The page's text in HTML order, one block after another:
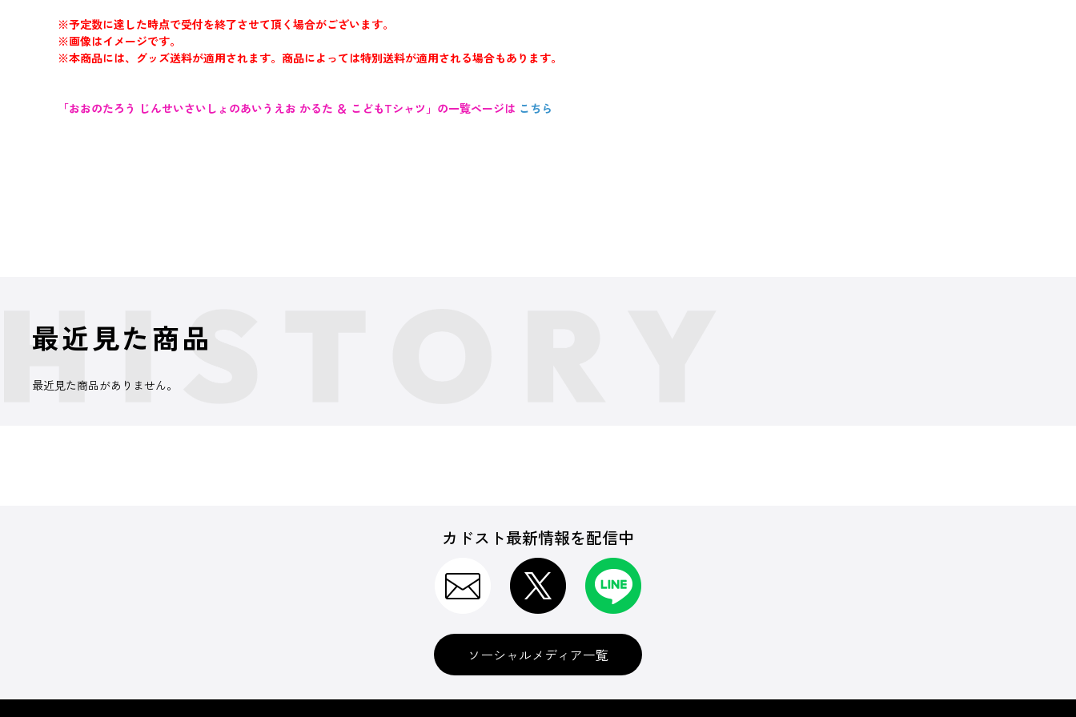
※予定数に達した時点で受付を終了させて頂く場合がございます。
※画像はイメージです。
※本商品には、グッズ送料が適用されます。商品によっては特別送料が適用される場合もあります。
「おおのたろう じんせいさいしょのあいうえお かるた ＆ こどもTシャツ」の一覧ページは こちら
最近見た商品
最近見た商品がありません。
カドスト最新情報を配信中
ソーシャルメディア一覧